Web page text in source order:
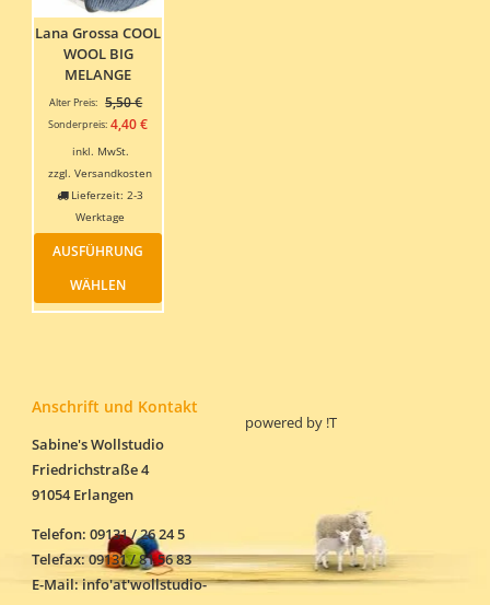
Lana Grossa COOL
WOOL BIG
MELANGE
Alter Preis: 5,50€Ursprünglicher
Preis
Sonderpreis: 4,40€Aktueller
inkl. MwSt.
zzgl.Versandkosten
Lieferzeit:2-3
Werktage
AUSFÜHRUNG
WÄHLEN
Dieses
mehrere
Varianten
können
der
Anschrift und Kontakt
Sabine's Wollstudio
Friedrichstraße 4
91054 Erlangen
Telefon: 09131 / 26 24 5
Telefax: 09131 / 81 56 83
E-Mail: info'at'wollstudio-
powered by !T